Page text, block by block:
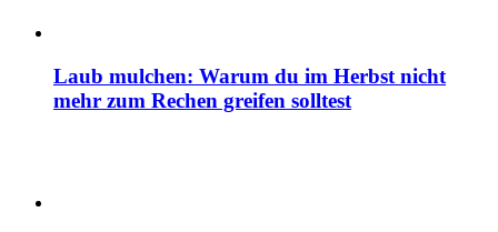
Laub mulchen: Warum du im Herbst nicht
mehr zum Rechen greifen solltest